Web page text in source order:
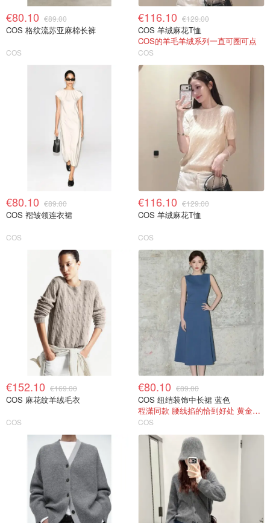
€80.10 €89.00
COS 格纹流苏亚麻棉长裤
COS
€116.10 €129.00
COS 羊绒麻花T恤
COS的羊毛羊绒系列一直可圈可点
COS
€80.10 €89.00
COS 褶皱领连衣裙
COS
€116.10 €129.00
COS 羊绒麻花T恤
COS
€152.10 €169.00
COS 麻花纹羊绒毛衣
COS
€80.10 €89.00
COS 纽结装饰中长裙 蓝色
程潇同款 腰线掐的恰到好处 黄金比例自然来
COS